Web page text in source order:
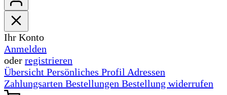
Ihr Konto
Anmelden
oder registrieren
Übersicht Persönliches Profil Adressen
Zahlungsarten Bestellungen Bestellung widerrufen